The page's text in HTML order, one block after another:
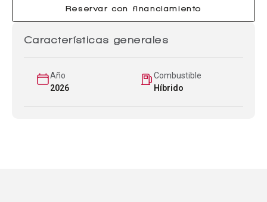
Reservar con financiamiento
Características generales
Año
2026
Combustible
Híbrido